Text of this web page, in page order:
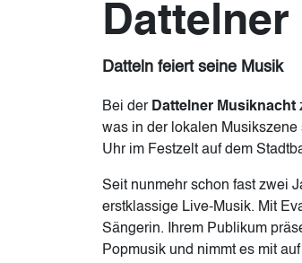
Dattelner
Datteln feiert seine Musik
Bei der Dattelner Musiknacht
was in der lokalen
Uhr im Festzelt auf dem
Seit nunmehr schon fast zwei
erstklassige Live-Musik. Mit
Sängerin. Ihrem Publikum
Popmusik und nimmt es mit